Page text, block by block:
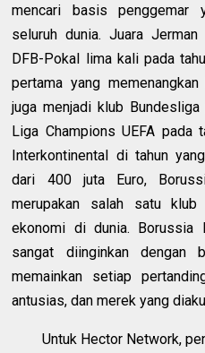
mencari basis penggemar
seluruh dunia. Juara
DFB-Pokal lima kali pada
pertama yang
juga menjadi klub
Liga Champions UEFA
Interkontinental di tahun
dari 400 juta Euro,
merupakan salah satu
ekonomi di dunia. Borussia
sangat diinginkan dengan
memainkan setiap
antusias, dan merek yang
Untuk Hector Network,